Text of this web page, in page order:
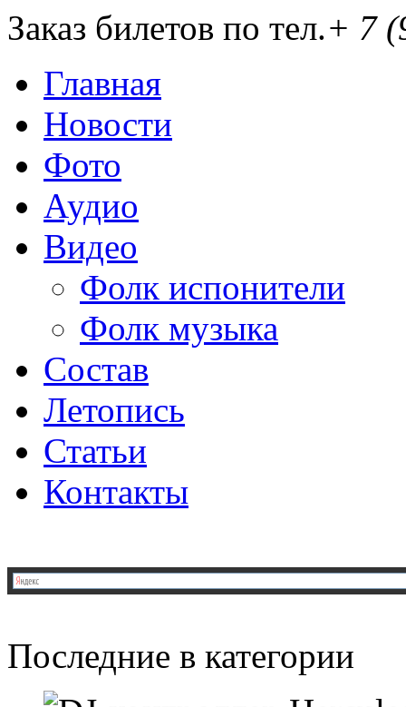
Заказ билетов по тел.+ 7
Главная
Новости
Фото
Аудио
Видео
Фолк испонители
Фолк музыка
Состав
Летопись
Статьи
Контакты
Последние в категории